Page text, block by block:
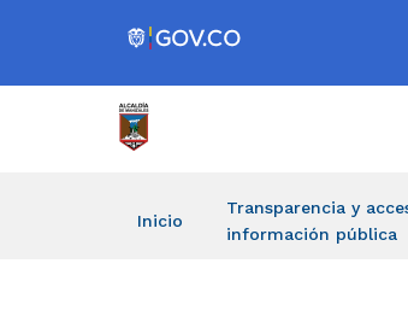
Inicio
Transparencia y
información pública